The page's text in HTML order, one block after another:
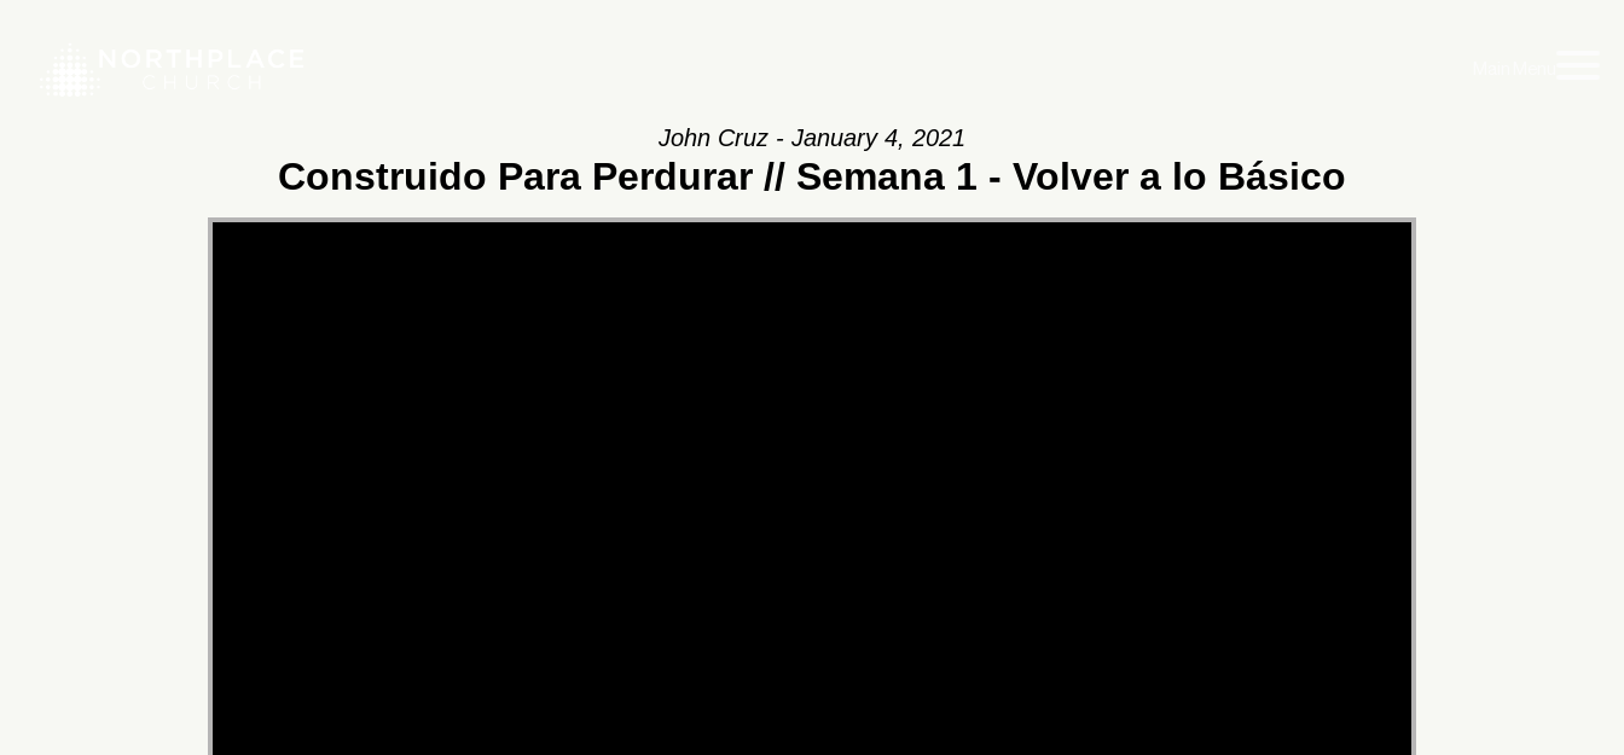
John Cruz - January 4, 2021
Construido Para Perdurar // Semana 1 - Volver a lo Básico